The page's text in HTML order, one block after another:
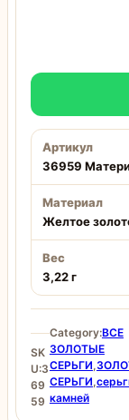
Артикул
36959
Материал
Желтое
Вес
3,22 г
SK
U:3
69
59
Category:ВСЕ
ЗОЛОТЫЕ
СЕРЬГИ,
СЕРЬГИ,
камней